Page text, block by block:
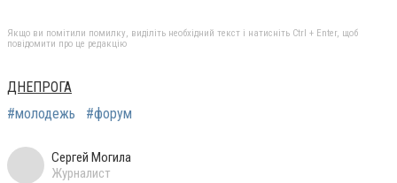
Якщо ви помітили помилку, виділіть необхідний текст і натисніть Ctrl + Enter, щоб
повідомити про це редакцію
ДНЕПРОГА
#молодежь
#форум
Сергей Могила
Журналист